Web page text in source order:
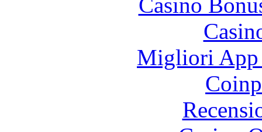
Migliori App